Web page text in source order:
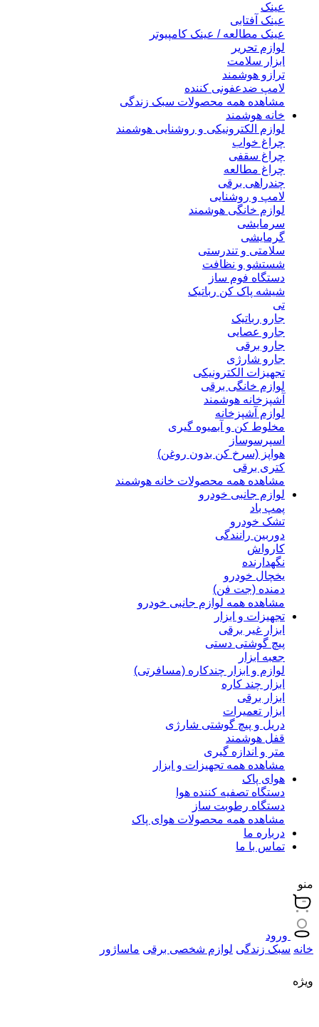
عینک
عینک آفتابی
عینک مطالعه / عینک کامپیوتر
لوازم تحریر
ابزار سلامت
ترازو هوشمند
لامپ ضدعفونی کننده
مشاهده همه محصولات سبک زندگی
خانه هوشمند
لوازم الکترونیکی و روشنایی هوشمند
چراغ خواب
چراغ سقفی
چراغ مطالعه
چندراهی برقی
لامپ و روشنایی
لوازم خانگی هوشمند
سرمایشی
گرمایشی
سلامتی و تندرستی
شستشو و نظافت
دستگاه فوم ساز
شیشه پاک کن رباتیک
تی
جارو رباتیک
جارو عصایی
جارو برقی
جارو شارژی
تجهیزات الکترونیکی
لوازم خانگی برقی
آشپزخانه هوشمند
لوازم آشپزخانه
مخلوط کن و آبمیوه گیری
اسپرسوساز
هواپز (سرخ کن بدون روغن)
کتری برقی
مشاهده همه محصولات خانه هوشمند
لوازم جانبی خودرو
پمپ باد
تشک خودرو
دوربین رانندگی
کارواش
نگهدارنده
یخچال خودرو
دمنده (جت فن)
مشاهده همه لوازم جانبی خودرو
تجهیزات و ابزار
ابزار غیر برقی
پیچ گوشتی دستی
جعبه ابزار
لوازم و ابزار چندکاره (مسافرتی)
ابزار چند کاره
ابزار برقی
ابزار تعمیرات
دریل و پیچ گوشتی شارژی
قفل هوشمند
متر و اندازه گیری
مشاهده همه تجهیزات و ابزار
هوای پاک
دستگاه تصفیه کننده هوا
دستگاه رطوبت ساز
مشاهده همه محصولات هوای پاک
درباره ما
تماس با ما
منو
ورود
خانه سبک زندگی لوازم شخصی برقی ماساژور
ویژه